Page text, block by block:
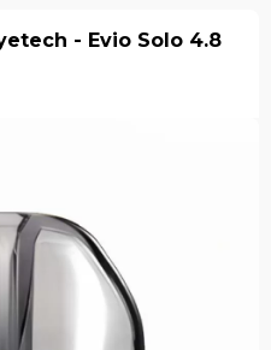
- Evio Solo 4.8